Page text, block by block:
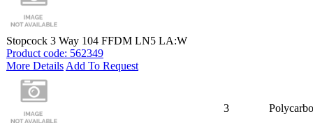
Stopcock 3 Way 104 FFDM LN5 LA:W
Product code: 562349
More Details Add To Request
3